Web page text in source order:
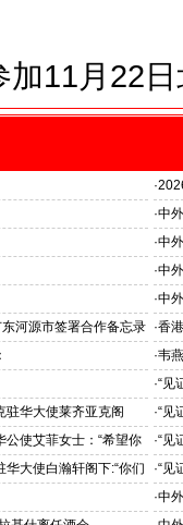
加11月22
·
国
·中
推
·中
见
·中
北
·中
证
河源市签署合作备忘录 ·香
·韦
·“见
斯
官)”
驻华大使莱齐亚克阁
章”
·“见
十
公使艾菲女士：“希望你
·“见
奥
大使白瀚轩阁下:“你们
·“见
罗斯
·中